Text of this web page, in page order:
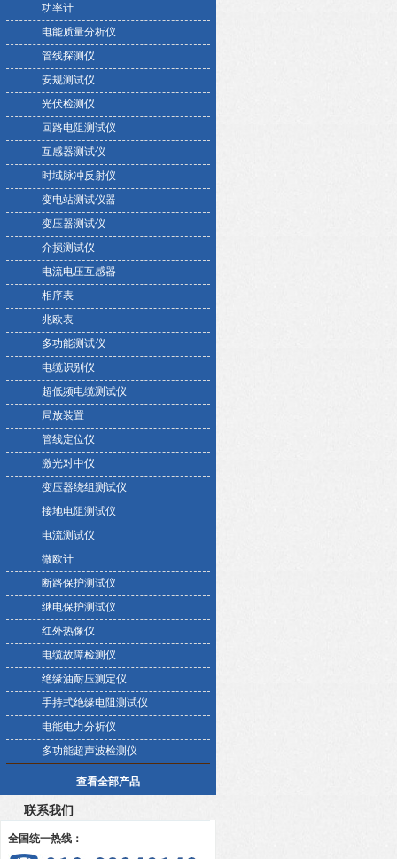
功率计
电能质量分析仪
管线探测仪
安规测试仪
光伏检测仪
回路电阻测试仪
互感器测试仪
时域脉冲反射仪
变电站测试仪器
变压器测试仪
介损测试仪
电流电压互感器
相序表
兆欧表
多功能测试仪
电缆识别仪
超低频电缆测试仪
局放装置
管线定位仪
激光对中仪
变压器绕组测试仪
接地电阻测试仪
电流测试仪
微欧计
断路保护测试仪
继电保护测试仪
红外热像仪
电缆故障检测仪
绝缘油耐压测定仪
手持式绝缘电阻测试仪
电能电力分析仪
多功能超声波检测仪
查看全部产品
联系我们
全国统一热线：